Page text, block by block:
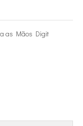
as Mãos Digit